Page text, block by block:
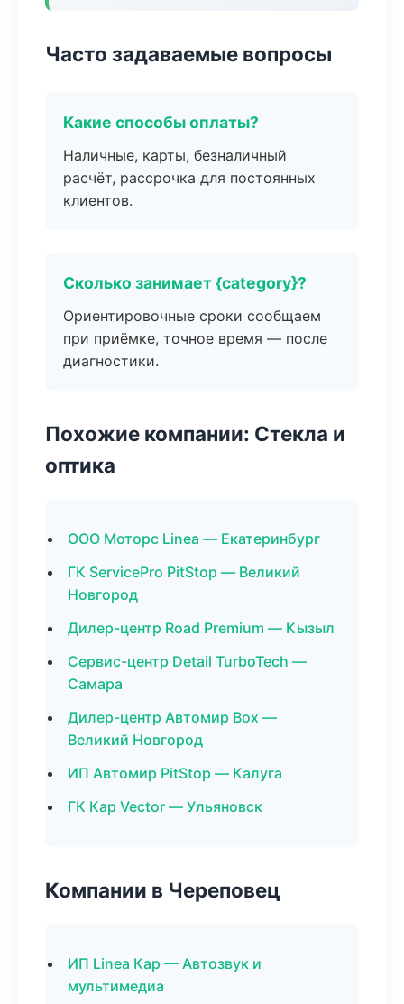
Часто задаваемые вопросы
Какие способы оплаты?
Наличные, карты, безналичный
расчёт, рассрочка для постоянных
клиентов.
Сколько занимает {category}?
Ориентировочные сроки сообщаем
при приёмке, точное время — после
диагностики.
Похожие компании: Стекла и
оптика
ООО Моторс Linea — Екатеринбург
ГК ServicePro PitStop — Великий
Новгород
Дилер-центр Road Premium — Кызыл
Сервис-центр Detail TurboTech —
Самара
Дилер-центр Автомир Box —
Великий Новгород
ИП Автомир PitStop — Калуга
ГК Кар Vector — Ульяновск
Компании в Череповец
ИП Linea Кар — Автозвук и
мультимедиа